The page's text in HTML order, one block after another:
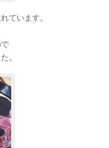
ています。
。